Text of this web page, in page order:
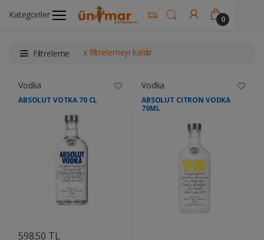
Kategoriler 0
Ünimar Anasayfa Alkollü İçecekler Vodka
Filtreleme x filtrelemeyi kaldır
Vodka
ABSOLUT VOTKA 70 CL
598.50 TL
Vodka
ABSOLUT CITRON VODKA
70ML